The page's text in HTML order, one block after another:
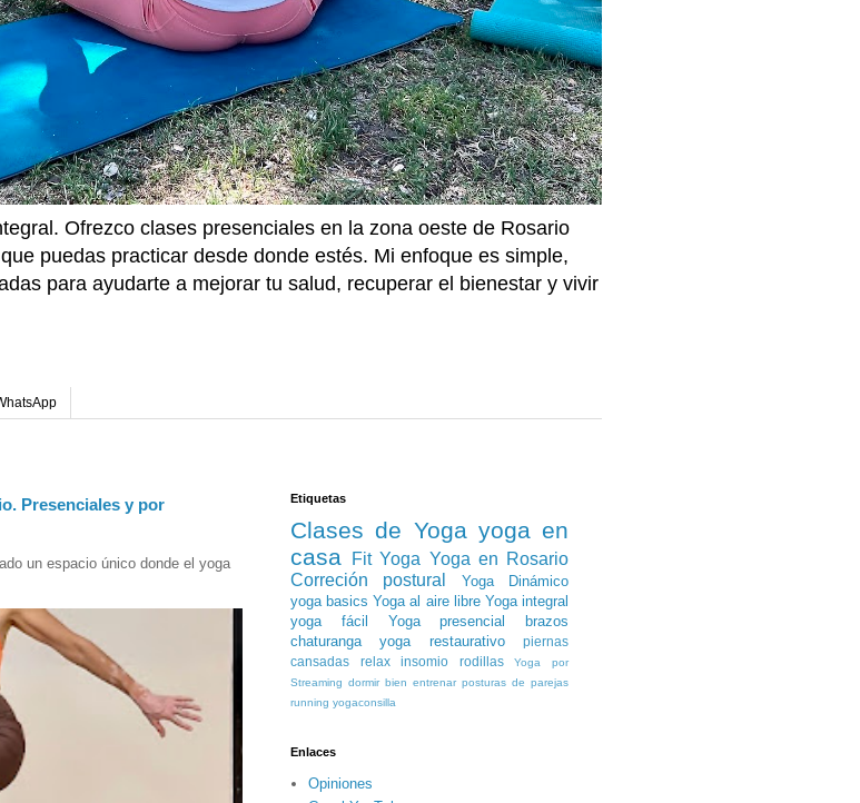
Ofrezco clases presenciales en la zona oeste de Rosario
puedas practicar desde donde estés. Mi enfoque es simple,
para ayudarte a mejorar tu salud, recuperar el bienestar y vivir
Presenciales y por
un espacio único donde el yoga
Etiquetas
Clases de Yoga yoga en
casa
Fit Yoga Yoga en Rosario
Correción postural
Yoga Dinámico
yoga basics Yoga al aire libre Yoga integral
yoga fácil
Yoga presencial
brazos
chaturanga
yoga restaurativo
piernas
cansadas
relax insomio rodillas
Yoga por
Streaming dormir bien entrenar posturas de parejas
running yogaconsilla
Enlaces
Opiniones